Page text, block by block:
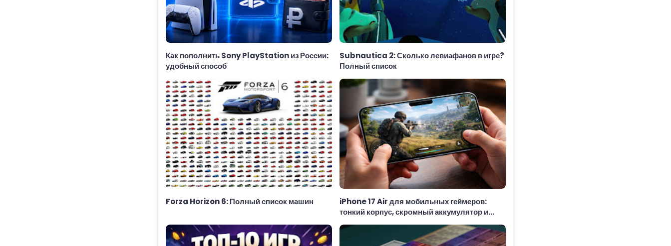
Как пополнить Sony PlayStation из России:
удобный способ
Subnautica 2: Сколько левиафанов в игре?
Полный список
Forza Horizon 6: Полный список машин
iPhone 17 Air для мобильных геймеров:
тонкий корпус, скромный аккумулятор и
реальные возможности в играх